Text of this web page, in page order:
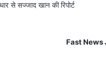
से सज्जाद खान की रिपोर्ट
Fast News